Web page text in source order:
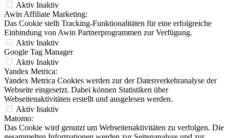
Aktiv Inaktiv
Awin Affiliate Marketing:
Das Cookie stellt Tracking-Funktionalitäten für eine erfolgreiche
Einbindung von Awin Partnerprogrammen zur Verfügung.
Aktiv Inaktiv
Google Tag Manager
Aktiv Inaktiv
Yandex Metrica:
Yandex Metrica Cookies werden zur der Datenverkehranalyse der
Webseite eingesetzt. Dabei können Statistiken über
Webseitenaktivitäten erstellt und ausgelesen werden.
Aktiv Inaktiv
Matomo:
Das Cookie wird genutzt um Webseitenaktivitäten zu verfolgen. Die